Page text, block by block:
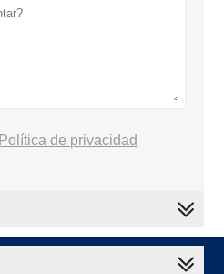
Política de privacidad